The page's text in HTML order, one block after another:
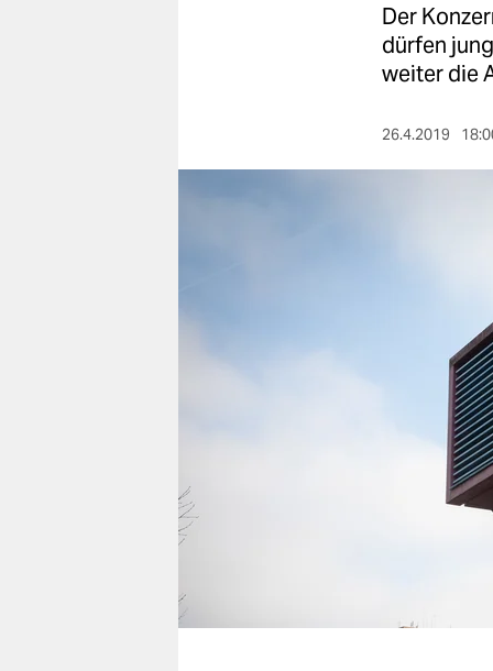
fragen & hilfe
genossenschaft
Der
dürfen
weiter die
26.4.2019